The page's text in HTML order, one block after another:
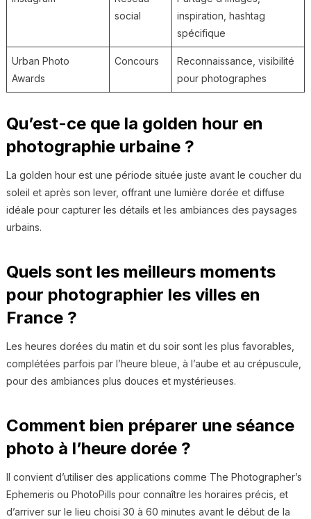
social
inspiration, hashtag
spécifique
Urban Photo
Awards
Concours
Reconnaissance, visibilité
pour photographes
Qu’est-ce que la golden hour en
photographie urbaine ?
La golden hour est une période située juste avant le coucher du
soleil et après son lever, offrant une lumière dorée et diffuse
idéale pour capturer les détails et les ambiances des paysages
urbains.
Quels sont les meilleurs moments
pour photographier les villes en
France ?
Les heures dorées du matin et du soir sont les plus favorables,
complétées parfois par l’heure bleue, à l’aube et au crépuscule,
pour des ambiances plus douces et mystérieuses.
Comment bien préparer une séance
photo à l’heure dorée ?
Il convient d’utiliser des applications comme The Photographer’s
Ephemeris ou PhotoPills pour connaître les horaires précis, et
d’arriver sur le lieu choisi 30 à 60 minutes avant le début de la